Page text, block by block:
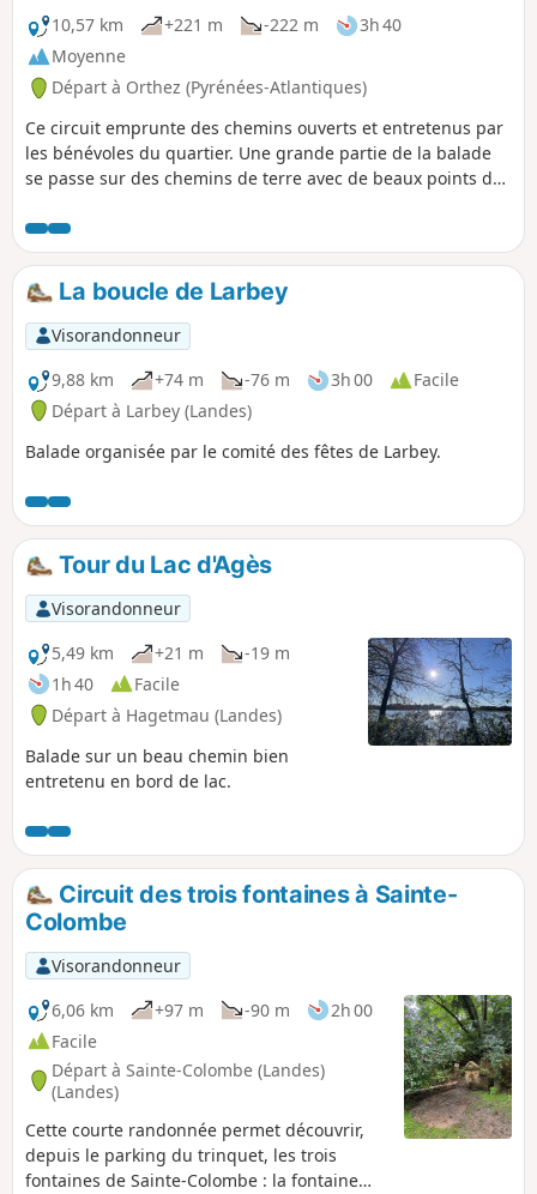
10,57 km +221 m -222 m
3h 40
Moyenne
Départ à Orthez (Pyrénées-Atlantiques)
Ce circuit emprunte des chemins ouverts et entretenus par
les bénévoles du quartier. Une grande partie de la balade
se passe sur des chemins de terre avec de beaux points de
La boucle de Larbey
Visorandonneur
9,88 km
+74 m -76 m 3h 00
Facile
Départ à Larbey (Landes)
Balade organisée par le comité des fêtes de Larbey.
Tour du Lac d'Agès
Visorandonneur
5,49 km
+21 m
-19 m
1h 40
Facile
Départ à Hagetmau (Landes)
Balade sur un beau chemin bien
entretenu en bord de lac.
Circuit des trois fontaines à Sainte-
Colombe
Visorandonneur
6,06 km
+97 m -90 m
2h 00
Facile
Départ à Sainte-Colombe (Landes)
(Landes)
Cette courte randonnée permet découvrir,
depuis le parking du trinquet, les trois
fontaines de Sainte-Colombe : la fontaine